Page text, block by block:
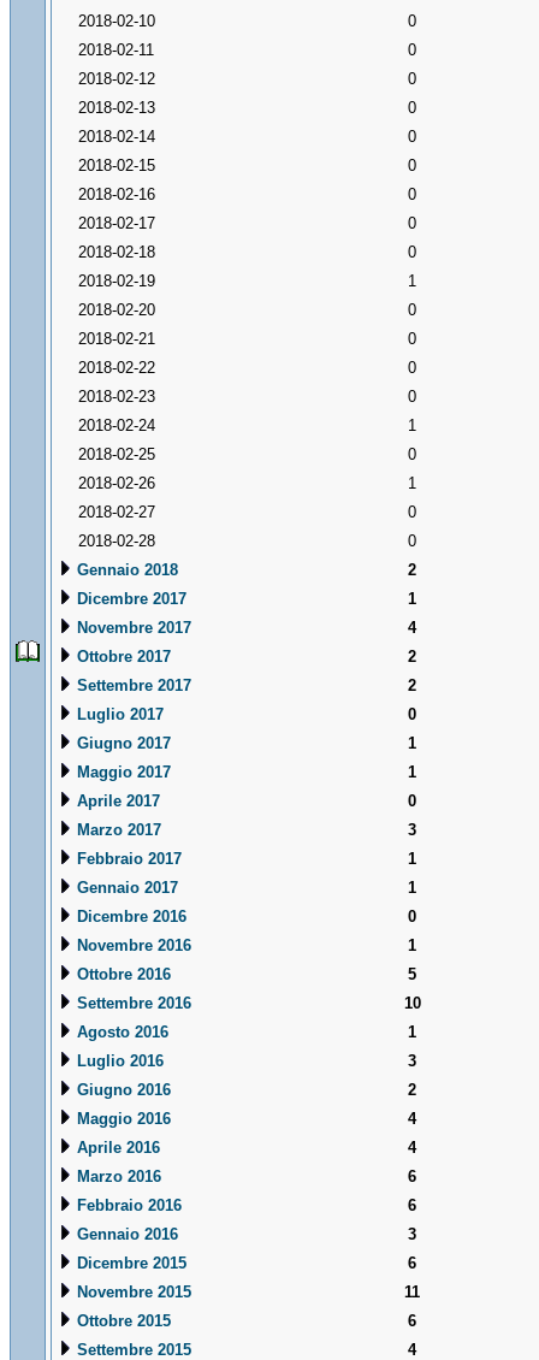
2018-02-10
0
2018-02-11
0
2018-02-12
0
2018-02-13
0
2018-02-14
0
2018-02-15
0
2018-02-16
0
2018-02-17
0
2018-02-18
0
2018-02-19
1
2018-02-20
0
2018-02-21
0
2018-02-22
0
2018-02-23
0
2018-02-24
1
2018-02-25
0
2018-02-26
1
2018-02-27
0
2018-02-28
0
Gennaio 2018
2
Dicembre 2017
1
Novembre 2017
4
Ottobre 2017
2
Settembre 2017
2
Luglio 2017
0
Giugno 2017
1
Maggio 2017
1
Aprile 2017
0
Marzo 2017
3
Febbraio 2017
1
Gennaio 2017
1
Dicembre 2016
0
Novembre 2016
1
Ottobre 2016
5
Settembre 2016
10
Agosto 2016
1
Luglio 2016
3
Giugno 2016
2
Maggio 2016
4
Aprile 2016
4
Marzo 2016
6
Febbraio 2016
6
Gennaio 2016
3
Dicembre 2015
6
Novembre 2015
11
Ottobre 2015
6
Settembre 2015
4